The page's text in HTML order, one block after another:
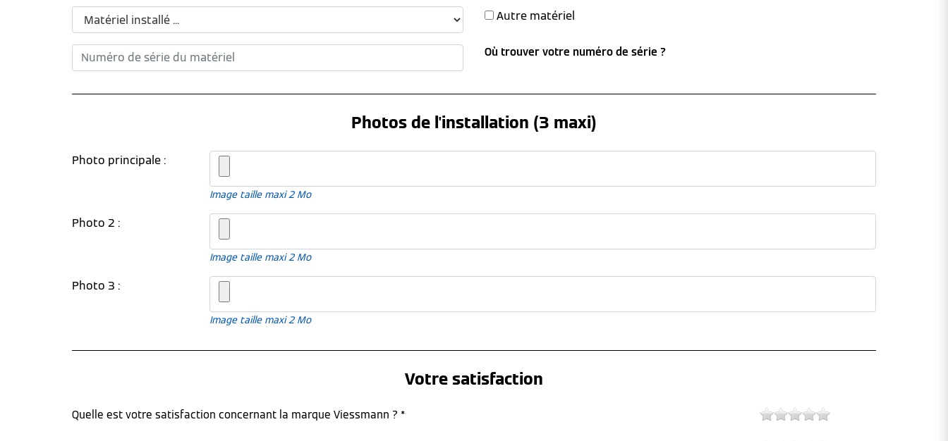
Autre matériel
Où trouver votre numéro de série ?
Photos de l'installation (3 maxi)
Photo principale :
Image taille maxi 2 Mo
Photo 2 :
Image taille maxi 2 Mo
Photo 3 :
Image taille maxi 2 Mo
Votre satisfaction
Quelle est votre satisfaction concernant la marque Viessmann ? *